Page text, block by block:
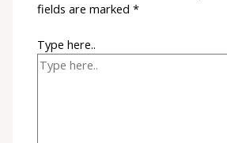
fields are marked*
Type here..